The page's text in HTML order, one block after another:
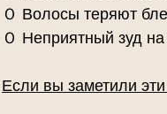
Ｏ Волосы теряют
Ｏ Неприятный зуд
Если вы заметили